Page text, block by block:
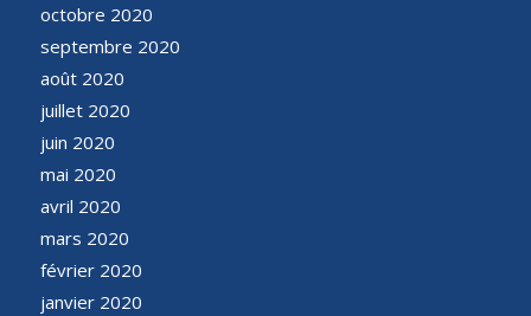
octobre 2020
septembre 2020
août 2020
juillet 2020
juin 2020
mai 2020
avril 2020
mars 2020
février 2020
janvier 2020